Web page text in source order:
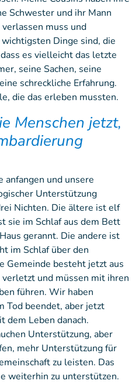
Schwester und ihr Mann
muss und
Dinge sind, die
es vielleicht das letzte
seine Sachen, seine
schreckliche Erfahrung.
die das erleben mussten.
Menschen jetzt,
anfangen und unsere
Unterstützung
Nichten. Die ältere ist elf
sie im Schlaf aus dem Bett
gerannt. Die andere ist
im Schlaf über den
Gemeinde besteht jetzt aus
und müssen mit ihren
führen. Wir haben
Tod beendet, aber jetzt
dem Leben danach.
Unterstützung, aber
mehr Unterstützung für
zu leisten. Das
weiterhin zu unterstützen.